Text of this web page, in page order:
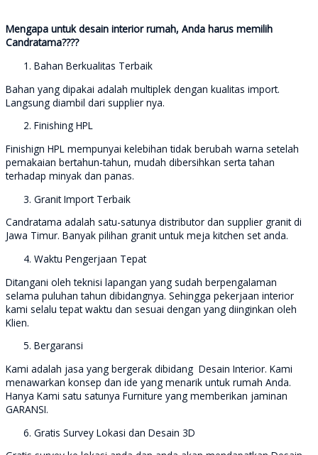
Mengapa untuk desain interior rumah, Anda harus memilih
Candratama????
Bahan Berkualitas Terbaik
Bahan yang dipakai adalah multiplek dengan kualitas import.
Langsung diambil dari supplier nya.
Finishing HPL
Finishign HPL mempunyai kelebihan tidak berubah warna setelah
pemakaian bertahun-tahun, mudah dibersihkan serta tahan
terhadap minyak dan panas.
Granit Import Terbaik
Candratama adalah satu-satunya distributor dan supplier granit di
Jawa Timur. Banyak pilihan granit untuk meja kitchen set anda.
Waktu Pengerjaan Tepat
Ditangani oleh teknisi lapangan yang sudah berpengalaman
selama puluhan tahun dibidangnya. Sehingga pekerjaan interior
kami selalu tepat waktu dan sesuai dengan yang diinginkan oleh
Klien.
Bergaransi
Kami adalah jasa yang bergerak dibidang Desain Interior. Kami
menawarkan konsep dan ide yang menarik untuk rumah Anda.
Hanya Kami satu satunya Furniture yang memberikan jaminan
GARANSI.
Gratis Survey Lokasi dan Desain 3D